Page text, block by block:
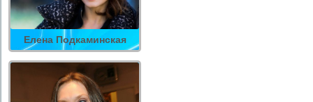
Елена Подкаминская